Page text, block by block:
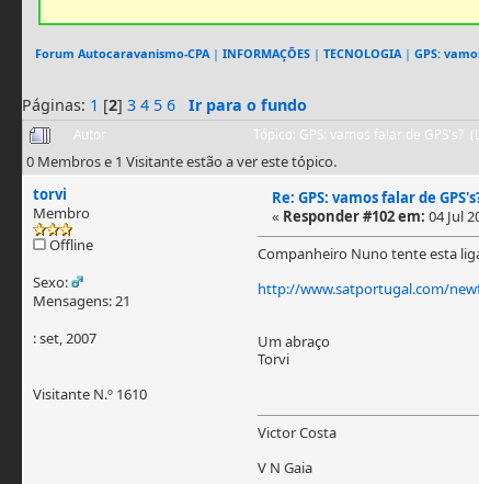
Forum Autocaravanismo-CPA| INFORMAÇÕES| TECNOLOGIA| GPS:
Páginas: 1 [2] 3 4 5 6 Ir para o fundo
Autor Tópico: GPS: vamos falar de GPS's?
0 Membros e 1 Visitante estão a ver este tópico.
torvi
Membro
Offline
Sexo:
Mensagens: 21
: set, 2007
Visitante N.º 1610
Re: GPS: vamos falar de
« Responder #102 em: 04 Jul
Companheiro Nuno tente esta
http://www.satportugal.com/
Um abraço
Torvi
Victor Costa
V N Gaia